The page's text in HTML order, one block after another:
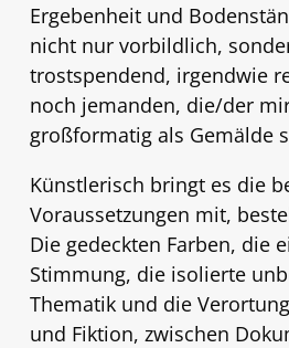
Ergebenheit und
nicht nur vorbildlich,
trostspendend, irgendwie
noch jemanden, die/der
großformatig als Gemälde
Künstlerisch bringt es die
Voraussetzungen mit,
Die gedeckten Farben, die
Stimmung, die isolierte
Thematik und die
und Fiktion, zwischen